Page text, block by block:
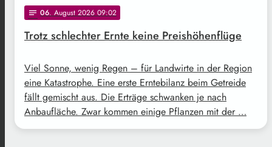
notes 06. August 2026 09:02
Trotz schlechter Ernte keine Preishöhenflüge
Viel Sonne, wenig Regen – für Landwirte in der Region
eine Katastrophe. Eine erste Erntebilanz beim Getreide
fällt gemischt aus. Die Erträge schwanken je nach
Anbaufläche. Zwar kommen einige Pflanzen mit der …